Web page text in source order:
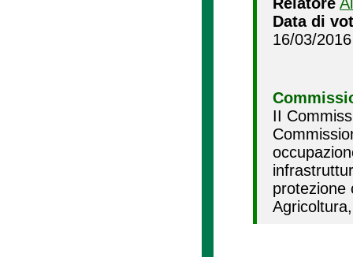
Data di
16/03/2016
II
protezione